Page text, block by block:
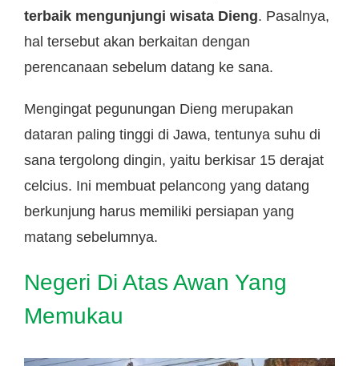
terbaik mengunjungi wisata Dieng. Pasalnya,
hal tersebut akan berkaitan dengan
perencanaan sebelum datang ke sana.
Mengingat pegunungan Dieng merupakan
dataran paling tinggi di Jawa, tentunya suhu di
sana tergolong dingin, yaitu berkisar 15 derajat
celcius. Ini membuat pelancong yang datang
berkunjung harus memiliki persiapan yang
matang sebelumnya.
Negeri Di Atas Awan Yang
Memukau